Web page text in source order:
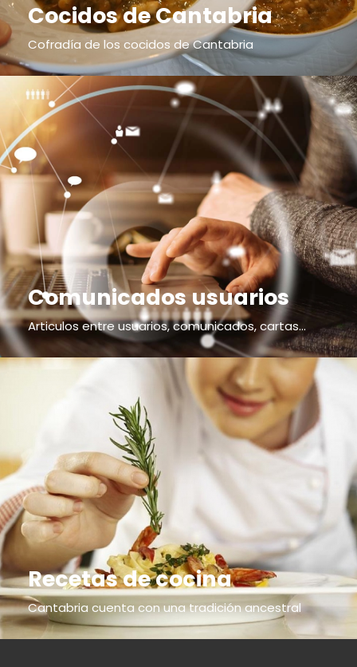
Cocidos de Cantabria
Cofradía de los cocidos de Cantabria
Comunicados usuarios
Articulos entre usuarios, comunicados, cartas...
Recetas de cocina
Cantabria cuenta con una tradición ancestral